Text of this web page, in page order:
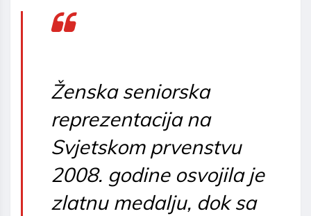
Ženska seniorska
reprezentacija na
Svjetskom prvenstvu
2008. godine osvojila je
zlatnu medalju, dok sa